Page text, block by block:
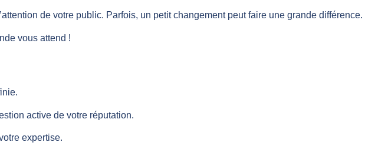
de votre public. Parfois, un petit changement peut faire une grande différence.
vous attend !
active de votre réputation.
expertise.